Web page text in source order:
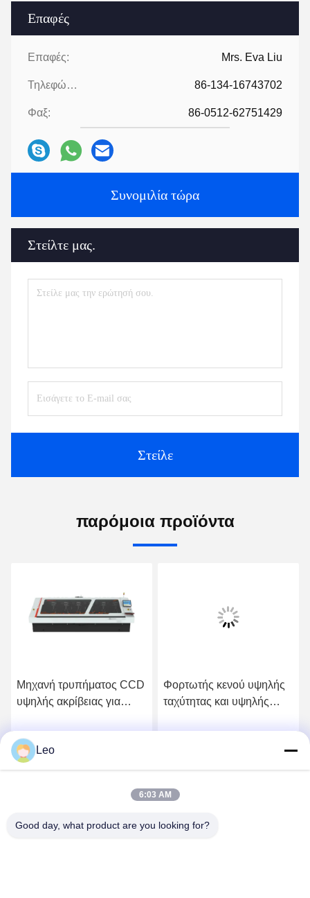
Επαφές
Επαφές: Mrs. Eva Liu
Τηλεφώνημα: 86-134-16743702
Φαξ: 86-0512-62751429
Συνομιλία τώρα
Στείλτε μας.
Στείλε
παρόμοια προϊόντα
Μηχανή τρυπήματος CCD
υψηλής ακρίβειας για
προϊόντα PCB
Λάβετε την Καλύτερη
Φορτωτής κενού υψηλής
ταχύτητας και υψηλής
Λάβετε την Καλύτερη
Leo
6:03 AM
Good day, what product are you looking for?